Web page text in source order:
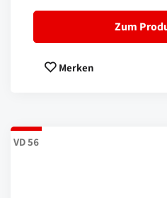
Zum
Merken
VD 56